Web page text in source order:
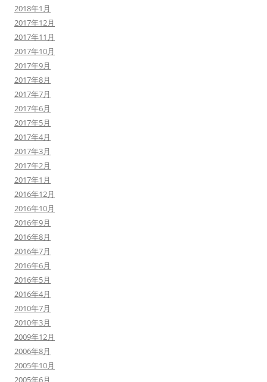
2018年1月
2017年12月
2017年11月
2017年10月
2017年9月
2017年8月
2017年7月
2017年6月
2017年5月
2017年4月
2017年3月
2017年2月
2017年1月
2016年12月
2016年10月
2016年9月
2016年8月
2016年7月
2016年6月
2016年5月
2016年4月
2010年7月
2010年3月
2009年12月
2006年8月
2005年10月
2005年6月